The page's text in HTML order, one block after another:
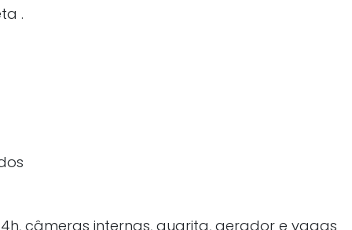
.
câmeras internas, guarita, gerador e vagas